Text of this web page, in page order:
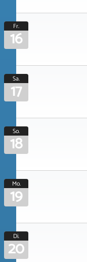
Fr.
16
Sa.
17
So.
18
Mo.
19
Di.
20